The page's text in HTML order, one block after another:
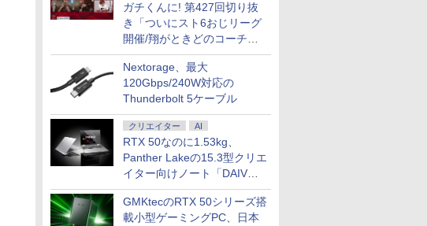
ガチくんに! 第427回切り抜
き「ついにスト6おじリーグ
開催/翔がときどのコーチ就
任など」
Nextorage、最大
120Gbps/240W対応の
Thunderbolt 5ケーブル
クリエイター AI
RTX 50なのに1.53kg、
Panther Lakeの15.3型クリエ
イター向けノート「DAIV
Z5」
GMKtecのRTX 50シリーズ搭
載小型ゲーミングPC、日本